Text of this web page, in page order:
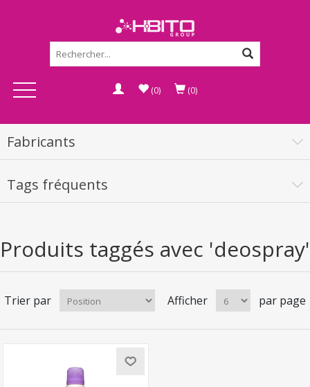
(0) (0)
Fabricants
Tags fréquents
Produits taggés avec 'deospray'
Trier par Afficher par page